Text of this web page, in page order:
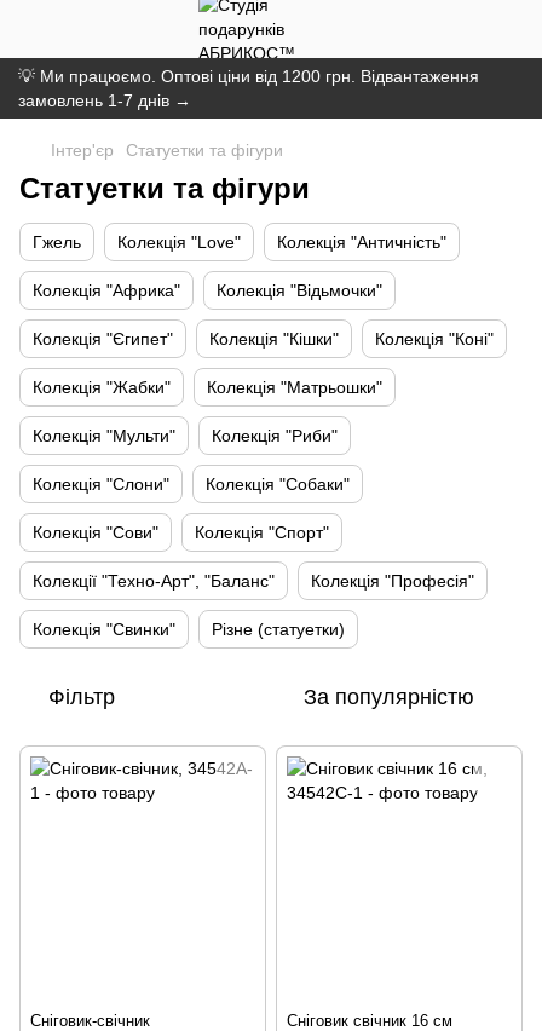
💡 Ми працюємо. Оптові ціни від 1200 грн. Відвантаження
замовлень 1-7 днів →
Інтер'єр Статуетки та фігури
Статуетки та фігури
Гжель Колекція "Love" Колекція "Античність"
Колекція "Африка" Колекція "Відьмочки"
Колекція "Єгипет" Колекція "Кішки" Колекція "Коні"
Колекція "Жабки" Колекція "Матрьошки"
Колекція "Мульти" Колекція "Риби"
Колекція "Слони" Колекція "Собаки"
Колекція "Сови" Колекція "Спорт"
Колекції "Техно-Арт", "Баланс" Колекція "Професія"
Колекція "Свинки" Різне (статуетки)
Фільтр За популярністю
Сніговик-свічник Сніговик свічник 16 см